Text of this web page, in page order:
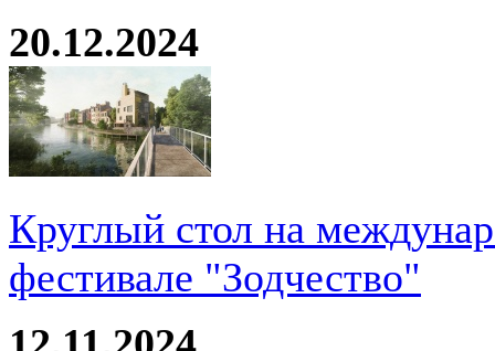
20.12.2024
Круглый стол на
фестивале "Зодчество"